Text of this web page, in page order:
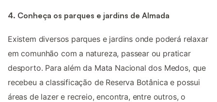
4. Conheça os parques e jardins de Almada
Existem diversos parques e jardins onde poderá relaxar
em comunhão com a natureza, passear ou praticar
desporto. Para além da Mata Nacional dos Medos, que
recebeu a classificação de Reserva Botânica e possui
áreas de lazer e recreio, encontra, entre outros, o